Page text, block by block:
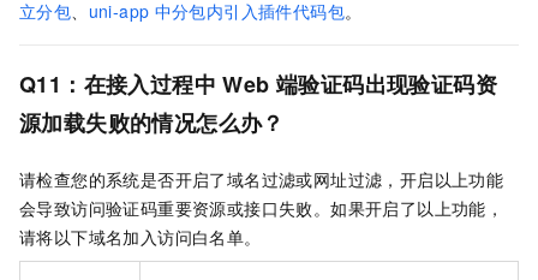
立分包、 uni-app 中分包内引入插件代码包。
Q11：在接入过程中 Web 端验证码出现验证码资
源加载失败的情况怎么办？
请检查您的系统是否开启了域名过滤或网址过滤，开启以上功能
会导致访问验证码重要资源或接口失败。如果开启了以上功能，
请将以下域名加入访问白名单。